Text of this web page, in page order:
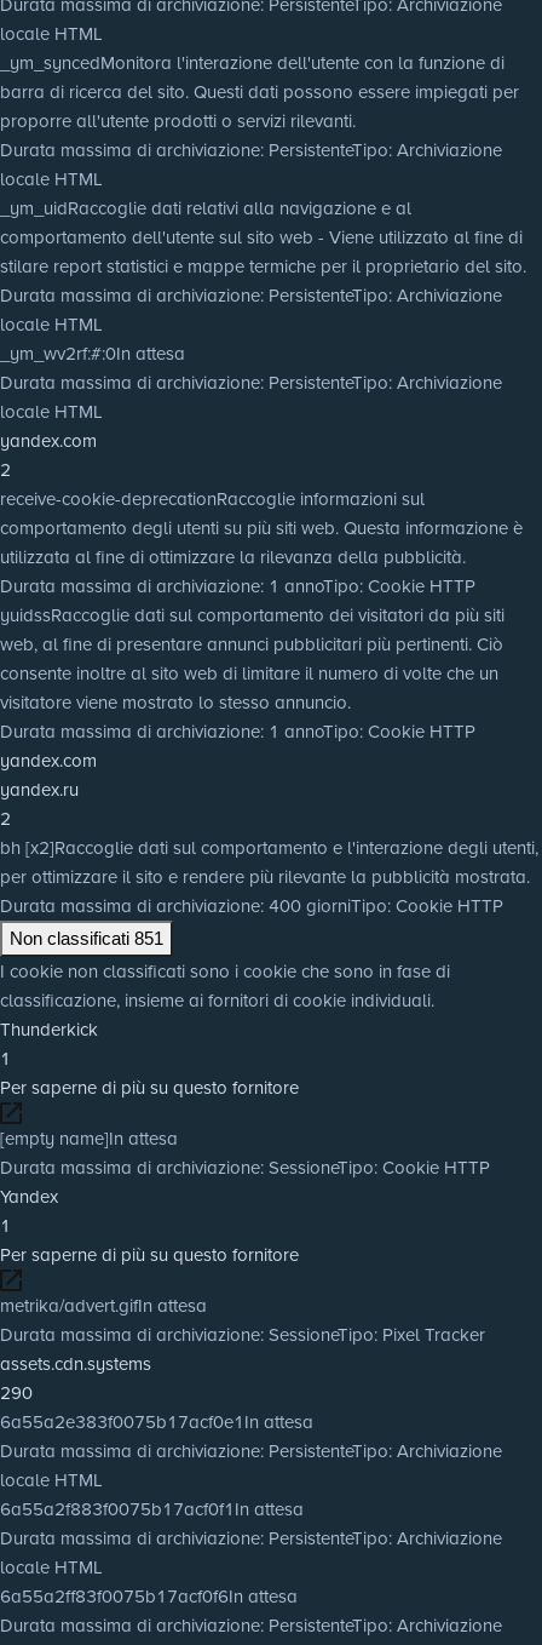
locale HTML
_ym_syncedMonitora l'interazione dell'utente con la funzione di
barra di ricerca del sito. Questi dati possono essere impiegati per
proporre all'utente prodotti o servizi rilevanti.
Durata massima di archiviazione: PersistenteTipo: Archiviazione
locale HTML
_ym_uidRaccoglie dati relativi alla navigazione e al
comportamento dell'utente sul sito web - Viene utilizzato al fine di
stilare report statistici e mappe termiche per il proprietario del sito.
Durata massima di archiviazione: PersistenteTipo: Archiviazione
locale HTML
_ym_wv2rf:#:0In attesa
Durata massima di archiviazione: PersistenteTipo: Archiviazione
locale HTML
yandex.com
2
receive-cookie-deprecationRaccoglie informazioni sul
comportamento degli utenti su più siti web. Questa informazione è
utilizzata al fine di ottimizzare la rilevanza della pubblicità.
Durata massima di archiviazione: 1 annoTipo: Cookie HTTP
yuidssRaccoglie dati sul comportamento dei visitatori da più siti
web, al fine di presentare annunci pubblicitari più pertinenti. Ciò
consente inoltre al sito web di limitare il numero di volte che un
visitatore viene mostrato lo stesso annuncio.
Durata massima di archiviazione: 1 annoTipo: Cookie HTTP
yandex.com
yandex.ru
2
bh [x2]Raccoglie dati sul comportamento e l'interazione degli utenti,
per ottimizzare il sito e rendere più rilevante la pubblicità mostrata.
Durata massima di archiviazione: 400 giorniTipo: Cookie HTTP
Non classificati 851
I cookie non classificati sono i cookie che sono in fase di
classificazione, insieme ai fornitori di cookie individuali.
Thunderkick
1
Per saperne di più su questo fornitore
[empty name]In attesa
Durata massima di archiviazione: SessioneTipo: Cookie HTTP
Yandex
1
Per saperne di più su questo fornitore
metrika/advert.gifIn attesa
Durata massima di archiviazione: SessioneTipo: Pixel Tracker
assets.cdn.systems
290
6a55a2e383f0075b17acf0e1In attesa
Durata massima di archiviazione: PersistenteTipo: Archiviazione
locale HTML
6a55a2f883f0075b17acf0f1In attesa
Durata massima di archiviazione: PersistenteTipo: Archiviazione
locale HTML
6a55a2ff83f0075b17acf0f6In attesa
Durata massima di archiviazione: PersistenteTipo: Archiviazione